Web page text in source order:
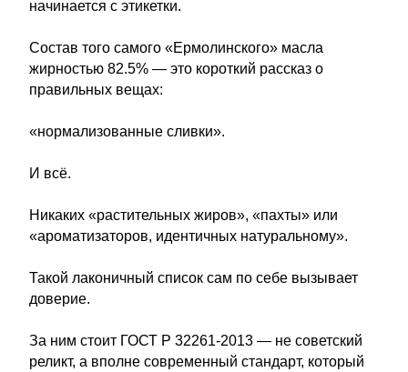
начинается с этикетки.
Состав того самого «Ермолинского» масла
жирностью 82.5% — это короткий рассказ о
правильных вещах:
«нормализованные сливки».
И всё.
Никаких «растительных жиров», «пахты» или
«ароматизаторов, идентичных натуральному».
Такой лаконичный список сам по себе вызывает
доверие.
За ним стоит ГОСТ Р 32261-2013 — не советский
реликт, а вполне современный стандарт, который